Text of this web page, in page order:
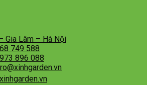
Gia Lâm – Hà Nội
749 588
896 088